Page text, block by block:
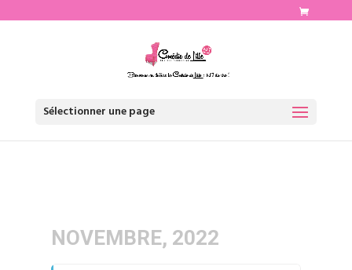
Sélectionner une page
NOVEMBRE, 2022